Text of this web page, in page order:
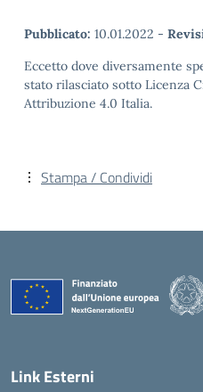
Pubblicato: 10.01.2022 -
Eccetto dove diversamente
stato rilasciato sotto Licenza
Attribuzione 4.0 Italia.
Stampa / Condividi
Link Esterni